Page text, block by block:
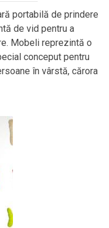
portabilă de prindere
de vid pentru a
Mobeli reprezintă o
conceput pentru
în vârstă, cărora